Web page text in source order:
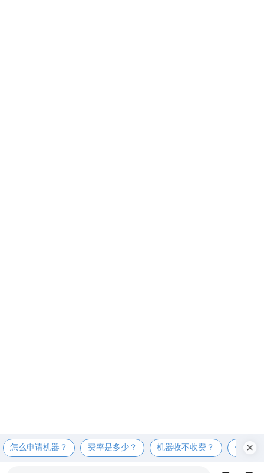
怎么申请机器？ 费率是多少？ 机器收不收费？ 个人可